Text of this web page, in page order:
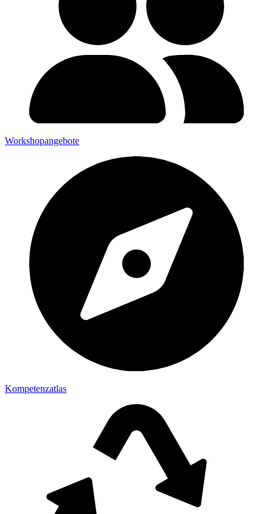
Workshopangebote
Kompetenzatlas